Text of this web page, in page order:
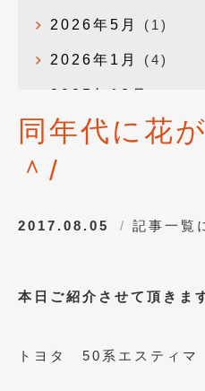
2026年5月 (1)
2026年1月 (4)
2025年12月
2025年10月 (1)
2025年8月
2024年8月(1)
2024年6月(1)
同年代に花
＾/
2017.08.05 記事一覧
本日ご紹介させて頂きま
トヨタ 50系エスティマ